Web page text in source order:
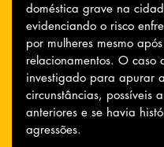
doméstica grave na
evidenciando o risco
por mulheres mesmo
relacionamentos. O caso
investigado para apurar
circunstâncias, possíveis
anteriores e se havia
agressões.